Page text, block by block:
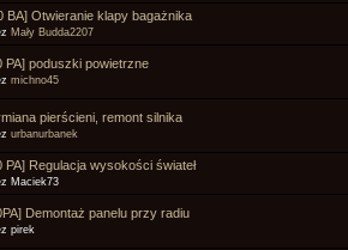
BA] Otwieranie klapy bagażnika
Mały Budda2207
PA] poduszki powietrzne
michno45
pierścieni, remont silnika
urbanurbanek
PA] Regulacja wysokości świateł
Maciek73
Demontaż panelu przy radiu
pirek